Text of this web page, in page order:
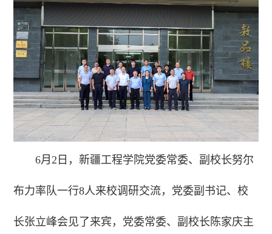
6月2日，新疆工程学院党委常委、副校长努尔
布力率队一行8人来校调研交流，党委副书记、校
长张立峰会见了来宾，党委常委、副校长陈家庆主